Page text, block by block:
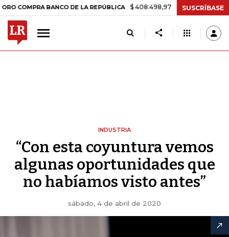
BANCO DE LA REPÚBLICA $ 408.498,97 +$ 8.753,81 +2,19%
SUSCRÍBASE
INDUSTRIA
“Con esta coyuntura vemos
algunas oportunidades que
no habíamos visto antes”
sábado, 4 de abril de 2020